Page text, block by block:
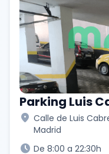
Parking Luis
location_on Calle de Luis
Madrid
schedule De 8:00 a 22:30h